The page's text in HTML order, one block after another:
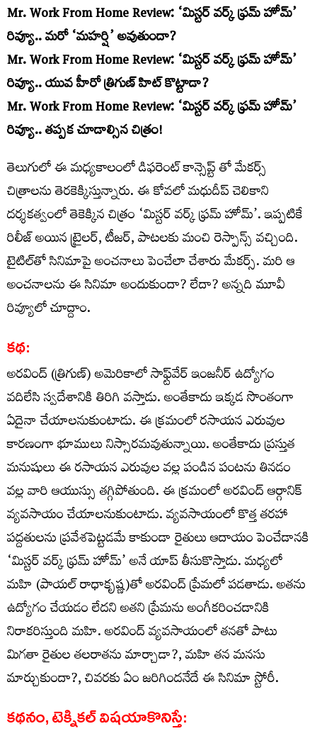
Mr. Work From Home Review: ‘మిస్టర్ వర్క్ ఫ్రమ్ హోమ్’
రివ్యూ.. మరో ‘మహర్షి’ అవుతుందా?
Mr. Work From Home Review: ‘మిస్టర్ వర్క్ ఫ్రమ్ హోమ్’
రివ్యూ.. యువ హీరో త్రిగుణ్ హిట్ కొట్టాడా?
Mr. Work From Home Review: ‘మిస్టర్ వర్క్ ఫ్రమ్ హోమ్’
రివ్యూ.. తప్పక చూడాల్సిన చిత్రం!
తెలుగులో ఈ మధ్యకాలంలో డిఫరెంట్ కాన్సెప్ట్ తో మేకర్స్
చిత్రాలను తెరకెక్కిస్తున్నారు. ఈ కోవలో మధుదీప్ చెలికాని
దర్శకత్వంలో తెకెక్కిన చిత్రం ‘మిస్టర్ వర్క్ ఫ్రమ్ హోమ్’. ఇప్పటికే
రిలీజ్ అయిన ట్రైలర్, టీజర్, పాటలకు మంచి రెస్పాన్స్ వచ్చింది.
టైటిల్‌తో సినిమాపై అంచనాలు పెంచేలా చేశారు మేకర్స్. మరి ఆ
అంచనాలను ఈ సినిమా అందుకుందా? లేదా? అన్నది మూవీ
రివ్యూలో చూద్దాం.
కథ:
అరవింద్ (త్రిగుణ్) అమెరికాలో సాఫ్ట్‌వేర్ ఇంజనీర్ ఉద్యోగం
వదిలేసి స్వదేశానికి తిరిగి వస్తాడు. అంతేకాదు ఇక్కడ సొంతంగా
ఏదైనా చేయాలనుకుంటాడు. ఈ క్రమంలో రసాయన ఎరువుల
కారణంగా భూములు నిస్సారమవుతున్నాయి. అంతేకాదు ప్రస్తుత
మనుషులు ఈ రసాయన ఎరువుల వల్ల పండిన పంటను తినడం
వల్ల వారి ఆయుస్సు తగ్గిపోతుంది. ఈ క్రమంలో అరవింద్ ఆర్గానిక్
వ్యవసాయం చేయాలనుకుంటాడు. వ్యవసాయంలో కొత్త తరహా
పద్దతులను ప్రవేశపెట్టడమే కాకుండా రైతులు ఆదాయం పెంచేడానకి
‘మిస్టర్ వర్క్ ఫ్రమ్ హోమ్’ అనే యాప్ తీసుకొస్తాడు. మధ్యలో
మహి (పాయల్ రాధాకృష్ణ)తో అరవింద్ ప్రేమలో పడతాడు. అతను
ఉద్యోగం చేయడం లేదని అతని ప్రేమను అంగీకరించడానికి
నిరాకరిస్తుంది మహి. అరవింద్ వ్యవసాయంలో తనతో పాటు
మిగతా రైతుల తలరాతను మార్చాడా?, మహి తన మనసు
మార్చుకుందా?, చివరకు ఏం జరిగిందనేదే ఈ సినిమా స్టోరీ.
కథనం, టెక్నికల్ విషయాకొనిస్తే: